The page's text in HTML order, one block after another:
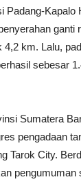
Padang-Kapalo
ganti
4,2 km. Lalu,
sebesar
Sumatera
pengadaan
Tarok City.
pengumuman